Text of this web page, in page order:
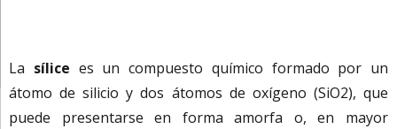
La sílice es un compuesto químico formado por un
átomo de silicio y dos átomos de oxígeno (SiO2), que
puede presentarse en forma amorfa o, en mayor